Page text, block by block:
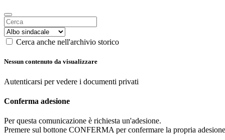
Cerca anche nell'archivio storico
Nessun contenuto da visualizzare
Autenticarsi per vedere i documenti privati
Conferma adesione
Per questa comunicazione è richiesta un'adesione.
Premere sul bottone CONFERMA per confermare la propria